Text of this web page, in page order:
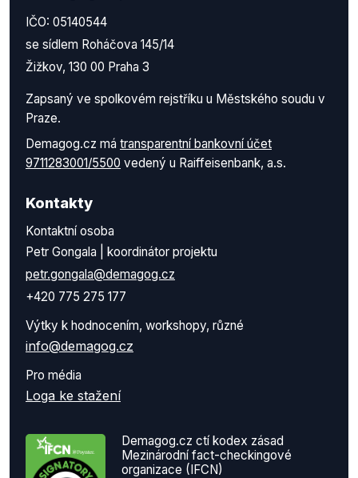
IČO: 05140544
se sídlem Roháčova 145/14
Žižkov, 130 00 Praha 3
Zapsaný ve spolkovém rejstříku u Městského soudu v
Praze.
Demagog.cz má transparentní bankovní účet
9711283001/5500 vedený u Raiffeisenbank, a.s.
Kontakty
Kontaktní osoba
Petr Gongala | koordinátor projektu
petr.gongala@demagog.cz
+420 775 275 177
Výtky k hodnocením, workshopy, různé
info@demagog.cz
Pro média
Loga ke stažení
Demagog.cz ctí kodex zásad
Mezinárodní fact-checkingové
organizace (IFCN)